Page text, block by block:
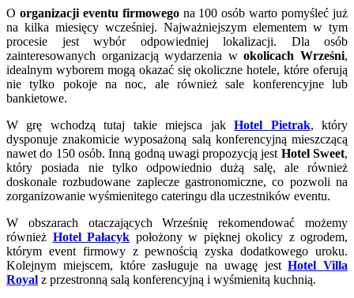
O organizacji eventu firmowegona 100 osób warto pomyśleć już
na kilka miesięcy wcześniej. Najważniejszym elementem w tym
procesie jest wybór odpowiedniej lokalizacji. Dla osób
zainteresowanych organizacją wydarzenia wokolicach Wrześni,
idealnym wyborem mogą okazać się okoliczne hotele, które oferują
nie tylko pokoje na noc, ale również sale konferencyjne lub
bankietowe.
W grę wchodzą tutaj takie miejsca jakHotel Pietrak, który
dysponuje znakomicie wyposażoną salą konferencyjną mieszczącą
nawet do 150 osób. Inną godną uwagi propozycją jest Hotel Sweet,
który posiada nie tylko odpowiednio dużą salę, ale również
doskonale rozbudowane zaplecze gastronomiczne, co pozwoli na
zorganizowanie wyśmienitego cateringu dla uczestników eventu.
W obszarach otaczających Wrześnię rekomendować możemy
również Hotel Pałacyk położony w pięknej okolicy z ogrodem,
którym event firmowy z pewnością zyska dodatkowego uroku.
Kolejnym miejscem, które zasługuje na uwagę jestHotel Villa
Royal z przestronną salą konferencyjną i wyśmienitą kuchnią.